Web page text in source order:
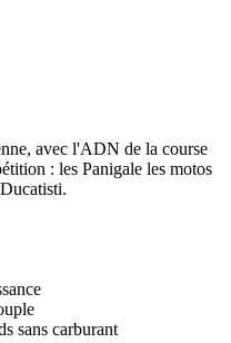
avec l'ADN de la course
: les Panigale les motos
sans carburant